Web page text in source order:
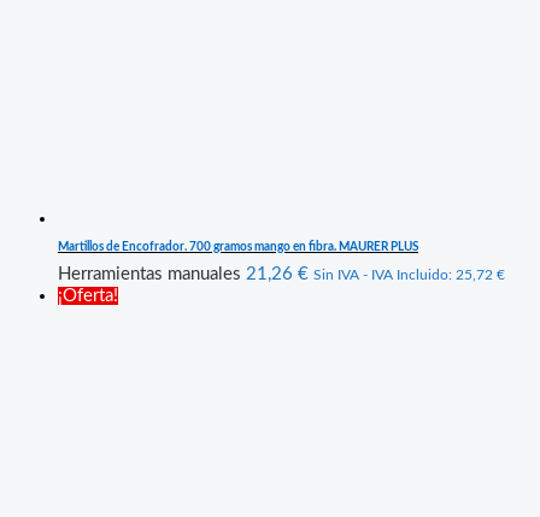
Martillos de Encofrador. 700 gramos mango en fibra. MAURER PLUS
Herramientas manuales 21,26 € Sin IVA - IVA Incluido: 25,72 €
¡Oferta!